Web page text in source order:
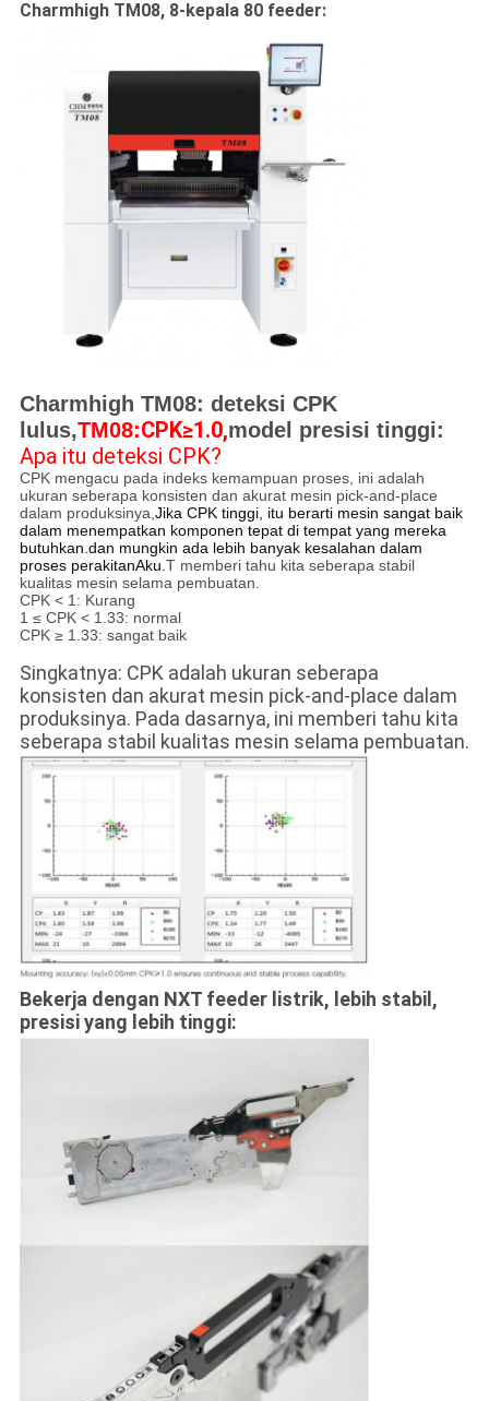
Charmhigh TM08, 8-kepala 80 feeder:
Charmhigh TM08: deteksi CPK
lulus,TM08:CPK≥1.0,model presisi tinggi:
Apa itu deteksi CPK?
CPK mengacu pada indeks kemampuan proses, ini adalah
ukuran seberapa konsisten dan akurat mesin pick-and-place
dalam produksinya,Jika CPK tinggi, itu berarti mesin sangat baik
dalam menempatkan komponen tepat di tempat yang mereka
butuhkan.dan mungkin ada lebih banyak kesalahan dalam
proses perakitanAku.T memberi tahu kita seberapa stabil
kualitas mesin selama pembuatan.
CPK < 1: Kurang
1 ≤ CPK < 1.33: normal
CPK ≥ 1.33: sangat baik
Singkatnya: CPK adalah ukuran seberapa
konsisten dan akurat mesin pick-and-place dalam
produksinya. Pada dasarnya, ini memberi tahu kita
seberapa stabil kualitas mesin selama pembuatan.
Bekerja dengan NXT feeder listrik, lebih stabil,
presisi yang lebih tinggi: